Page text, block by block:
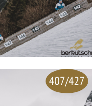
407/427